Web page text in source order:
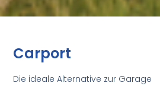
Carport
Die ideale Alternative zur Garage